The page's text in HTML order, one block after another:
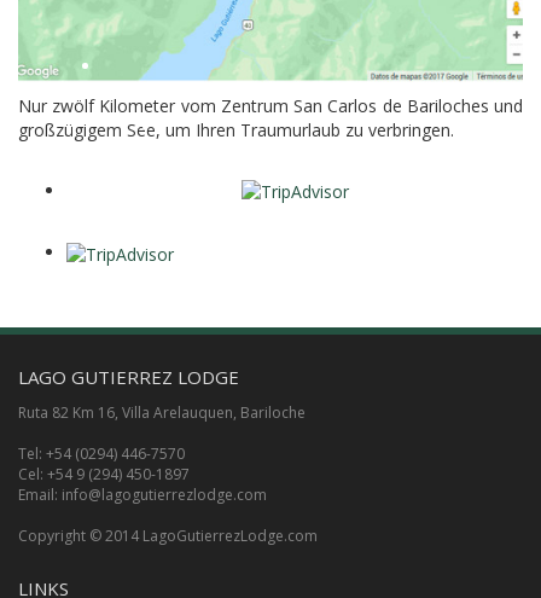
Nur zwölf Kilometer vom Zentrum San Carlos de Bariloches und
großzügigem See, um Ihren Traumurlaub zu verbringen.
LAGO GUTIERREZ LODGE
Ruta 82 Km 16, Villa Arelauquen, Bariloche
Tel: +54 (0294) 446-7570
Cel: +54 9 (294) 450-1897
Email: info@lagogutierrezlodge.com
Copyright © 2014 LagoGutierrezLodge.com
LINKS